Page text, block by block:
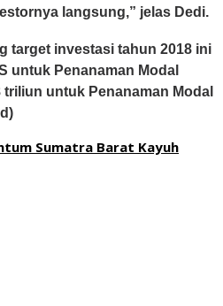
langsung,” jelas Dedi.
target investasi tahun 2018 ini
untuk Penanaman Modal
untuk Penanaman Modal
Sumatra Barat Kayuh